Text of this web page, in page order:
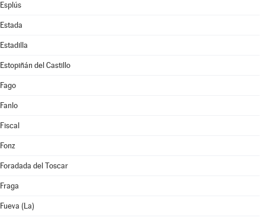
Esplús
Estada
Estadilla
Estopiñán del Castillo
Fago
Fanlo
Fiscal
Fonz
Foradada del Toscar
Fraga
Fueva (La)